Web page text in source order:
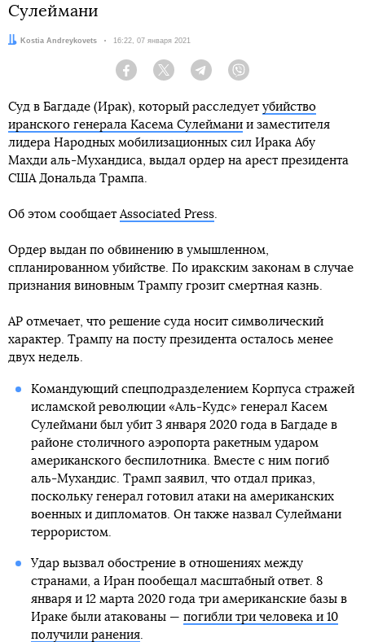
Сулеймани
Автор:Kostia Andreykovets Дата:
16:22, 07 января 2021
Facebook Twitter Telegram
Суд в Багдаде (Ирак), который расследует убийство
иранского генерала Касема Сулеймани и заместителя
лидера Народных мобилизационных сил Ирака Абу
Махди аль-Мухандиса, выдал ордер на арест президента
США Дональда Трампа.
Об этом сообщаетAssociated Press.
Ордер выдан по обвинению в умышленном,
спланированном убийстве. По иракским законам в случае
признания виновным Трампу грозит смертная казнь.
АР отмечает, что решение суда носит символический
характер. Трампу на посту президента осталось менее
двух недель.
Командующий спецподразделением Корпуса стражей
исламской революции «Аль-Кудс» генерал Касем
Сулеймани был убит 3 января 2020 года в Багдаде в
районе столичного аэропорта ракетным ударом
американского беспилотника. Вместе с ним погиб
аль-Мухандис. Трамп заявил, что отдал приказ,
поскольку генерал готовил атаки на американских
военных и дипломатов. Он также назвал Сулеймани
террористом.
Удар вызвал обострение в отношениях между
странами, а Иран пообещал масштабный ответ. 8
января и 12 марта 2020 года три американские базы в
Ираке были атакованы — погибли три человека и 10
получили ранения.